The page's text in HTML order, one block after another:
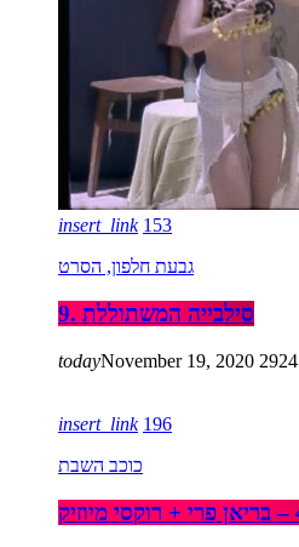
insert_link 153
גבעת חלפון, הסרט
9. סילבייה המשתוללת
todayNovember 19, 2020 2924
insert_link 196
כוכב השבת